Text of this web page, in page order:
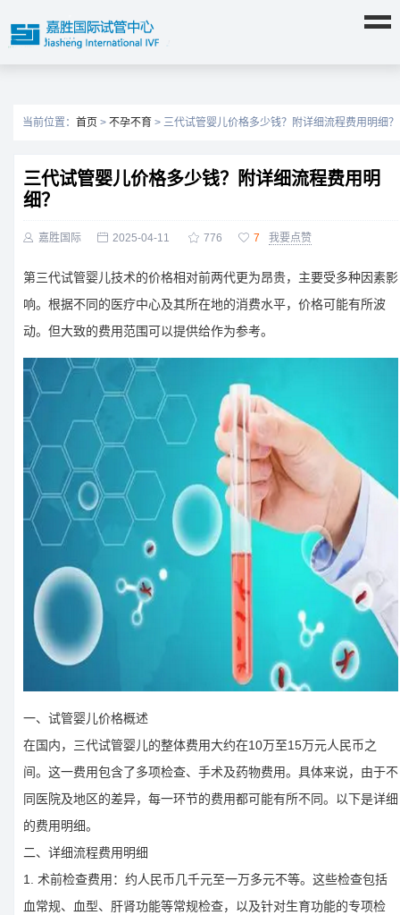
当前位置： 首页 > 不孕不育 > 三代试管婴儿价格多少钱？附详细流程费用明细？
三代试管婴儿价格多少钱？附详细流程费用明
细？
 嘉胜国际  2025-04-11  776  7 我要点赞
第三代试管婴儿技术的价格相对前两代更为昂贵，主要受多种因素影
响。根据不同的医疗中心及其所在地的消费水平，价格可能有所波
动。但大致的费用范围可以提供给作为参考。
一、试管婴儿价格概述
在国内，三代试管婴儿的整体费用大约在10万至15万元人民币之
间。这一费用包含了多项检查、手术及药物费用。具体来说，由于不
同医院及地区的差异，每一环节的费用都可能有所不同。以下是详细
的费用明细。
二、详细流程费用明细
1. 术前检查费用：约人民币几千元至一万多元不等。这些检查包括
血常规、血型、肝肾功能等常规检查，以及针对生育功能的专项检